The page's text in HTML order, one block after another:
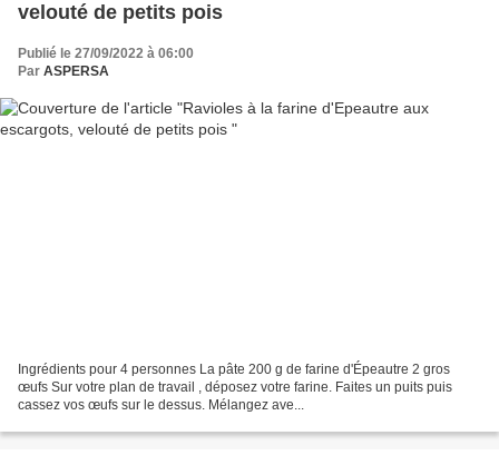
velouté de petits pois
Publié le 27/09/2022 à 06:00
Par ASPERSA
Ingrédients pour 4 personnes La pâte 200 g de farine d'Épeautre 2 gros
œufs Sur votre plan de travail , déposez votre farine. Faites un puits puis
cassez vos œufs sur le dessus. Mélangez ave...